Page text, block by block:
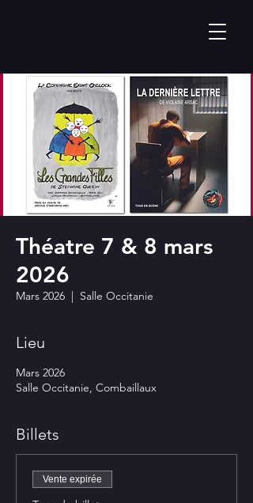
Théatre 7 & 8 mars
2026
Mars 2026
  |
Salle Occitanie
Lieu
Mars 2026
Salle Occitanie, Combaillaux
Billets
Vente expirée